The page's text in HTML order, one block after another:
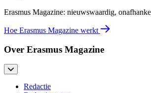
Erasmus Magazine: nieuwswaardig,
Hoe Erasmus Magazine werkt
Over Erasmus Magazine
Redactie